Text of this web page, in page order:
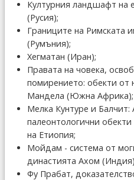
Културния ландшафт на
(Русия);
Границите на Римската
(Румъния);
Хегматан (Иран);
Правата на човека,
помирението: обекти от
Мандела (Южна Африка);
Мелка Кунтуре и Балчит:
палеонтологични
на Етиопия;
Мойдам - система от
династията Ахом
Фу Прабат,